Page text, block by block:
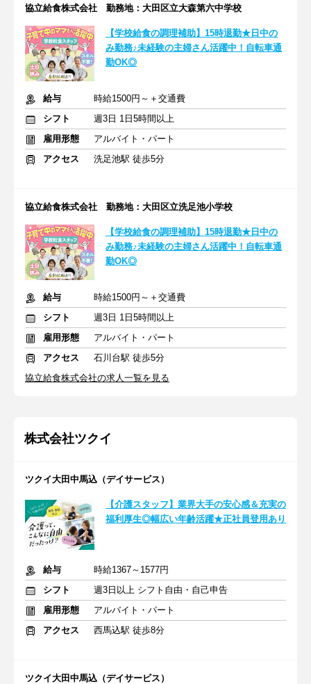
協立給食株式会社 勤務地：大田区立大森第六中学校
【学校給食の調理補助】15時退勤★日中の
み勤務♪未経験の主婦さん活躍中！自転車通
勤OK◎
給与
時給1500円～＋交通費
シフト
週3日 1日5時間以上
雇用形態
アルバイト・パート
アクセス
洗足池駅 徒歩5分
協立給食株式会社 勤務地：大田区立洗足池小学校
【学校給食の調理補助】15時退勤★日中の
み勤務♪未経験の主婦さん活躍中！自転車通
勤OK◎
給与
時給1500円～＋交通費
シフト
週3日 1日5時間以上
雇用形態
アルバイト・パート
アクセス
石川台駅 徒歩5分
協立給食株式会社の求人一覧を見る
株式会社ツクイ
ツクイ大田中馬込（デイサービス）
【介護スタッフ】業界大手の安心感＆充実の
福利厚生◎幅広い年齢活躍★正社員登用あり
給与
時給1367～1577円
シフト
週3日以上 シフト自由・自己申告
雇用形態
アルバイト・パート
アクセス
西馬込駅 徒歩8分
ツクイ大田中馬込（デイサービス）